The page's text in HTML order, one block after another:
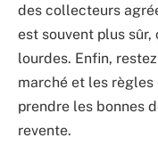
des collecteurs
est souvent plus sûr,
lourdes. Enfin,
marché et les règles
prendre les bonnes
revente.